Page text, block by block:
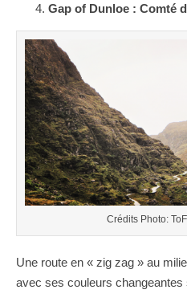
Gap of Dunloe : Comté
Crédits Photo:
Une route en « zig zag » au
avec ses couleurs changeantes